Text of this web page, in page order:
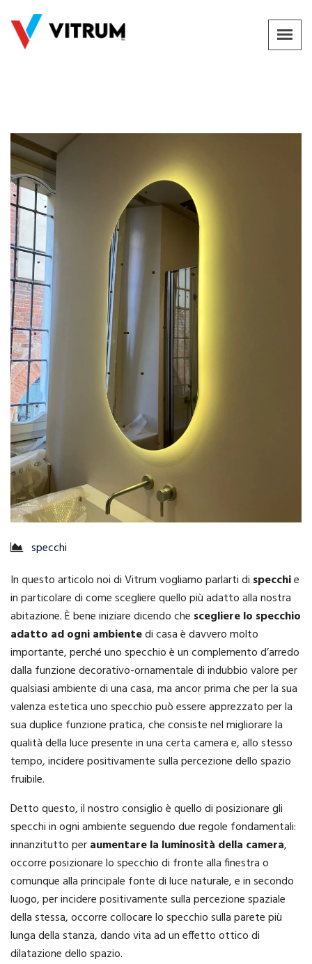
specchi
In questo articolo noi di Vitrum vogliamo parlarti di specchie
in particolare di come scegliere quello più adatto alla nostra
abitazione. È bene iniziare dicendo che scegliere lo specchio
adatto ad ogni ambientedi casa è davvero molto
importante, perché uno specchio è un complemento d’arredo
dalla funzione decorativo-ornamentale di indubbio valore per
qualsiasi ambiente di una casa, ma ancor prima che per la sua
valenza estetica uno specchio può essere apprezzato per la
sua duplice funzione pratica, che consiste nel migliorare la
qualità della luce presente in una certa camera e, allo stesso
tempo, incidere positivamente sulla percezione dello spazio
fruibile.
Detto questo, il nostro consiglio è quello di posizionare gli
specchi in ogni ambiente seguendo due regole fondamentali:
innanzitutto peraumentare la luminosità della camera,
occorre posizionare lo specchio di fronte alla finestra o
comunque alla principale fonte di luce naturale, e in secondo
luogo, per incidere positivamente sulla percezione spaziale
della stessa, occorre collocare lo specchio sulla parete più
lunga della stanza, dando vita ad un effetto ottico di
dilatazione dello spazio.